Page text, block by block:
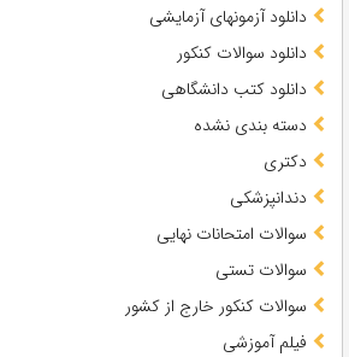
دانلود آزمونهای آزمایشی
دانلود سوالات کنکور
دانلود کتب دانشگاهی
دسته بندی نشده
دکتری
دندانپزشکی
سوالات امتحانات نهایی
سوالات تستی
سوالات کنکور خارج از کشور
فیلم آموزشی